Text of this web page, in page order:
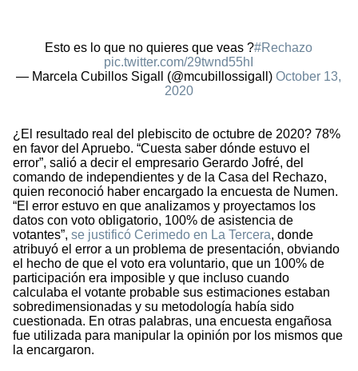
Esto es lo que no quieres que veas ?#Rechazo
pic.twitter.com/29twnd55hI
— Marcela Cubillos Sigall (@mcubillossigall)October 13,
2020
¿El resultado real del plebiscito de octubre de 2020? 78%
en favor del Apruebo. “Cuesta saber dónde estuvo el
error”, salió a decir el empresario Gerardo Jofré, del
comando de independientes y de la Casa del Rechazo,
quien reconoció haber encargado la encuesta de Numen.
“El error estuvo en que analizamos y proyectamos los
datos con voto obligatorio, 100% de asistencia de
votantes”, se justificó Cerimedo en La Tercera, donde
atribuyó el error a un problema de presentación, obviando
el hecho de que el voto era voluntario, que un 100% de
participación era imposible y que incluso cuando
calculaba el votante probable sus estimaciones estaban
sobredimensionadas y su metodología había sido
cuestionada. En otras palabras, una encuesta engañosa
fue utilizada para manipular la opinión por los mismos que
la encargaron.